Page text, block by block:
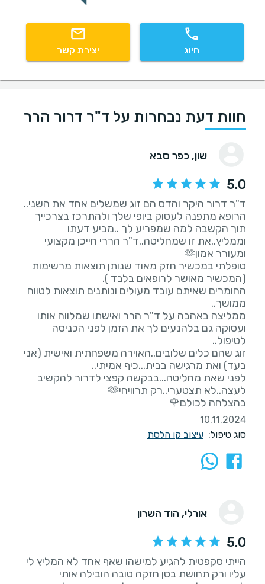
חיוג יצירת קשר
חוות דעת נבחרות על ד"ר דרור הרר
שון, כפר סבא
5.0
הרופא מתפנה לעסוק ביופי שלך ולהתרכז בצרכייך
תוך הקשבה למה שמפריע לך ..מביע דעתו
וממליץ..את זו שמחליטה..ד"ר הררי חייכן מקצועי
טופלתי במכשיר חזק מאוד שנותן תוצאות מרשימות
החומרים שאיתם עובד מעולים ונותנים תוצאות לטווח
ממליצה באהבה על ד"ר הרר ואישתו שמלווה אותו
ועסוקה גם בלהנעים לך את הזמן לפני הכניסה
זוג שהם כלים שלובים..האוירה משפחתית ואישית (אני
לפני שאת מחליטה...בבקשה קפצי לדרור להקשיב
בהצלחה לכולם🌹
10.11.2024
סוג טיפול: עיצוב קו הלסת
אורלי, הוד השרון
5.0
הייתי סקפטית להגיע למישהו שאף אחד לא המליץ לי
עליו ורק תחושת בטן חזקה טובה הובילה אותי